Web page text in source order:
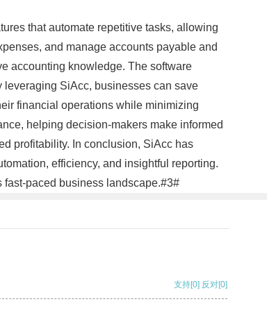
that automate repetitive tasks, allowing
and manage accounts payable and
accounting knowledge. The software
SiAcc, businesses can save
financial operations while minimizing
helping decision-makers make informed
profitability. In conclusion, SiAcc has
efficiency, and insightful reporting.
paced business landscape.#3#
支持[0] 反对[0]